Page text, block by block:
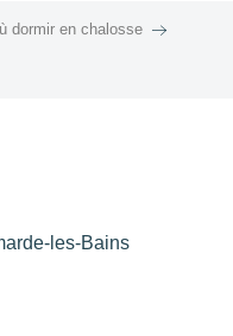
dormir en chalosse
les-Bains